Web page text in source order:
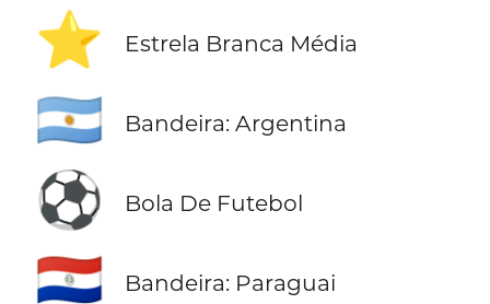
⭐ Estrela Branca Média
🇦🇷 Bandeira: Argentina
⚽ Bola De Futebol
🇵🇾 Bandeira: Paraguai